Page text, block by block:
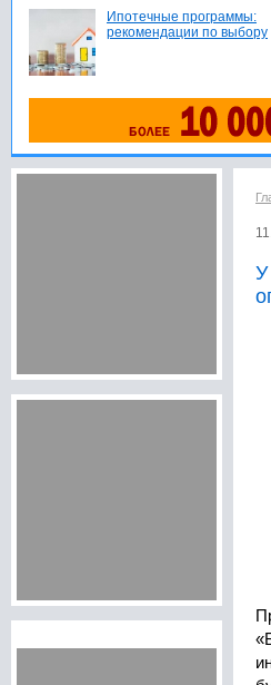
Ипотечные программы:
рекомендации по выбору
У